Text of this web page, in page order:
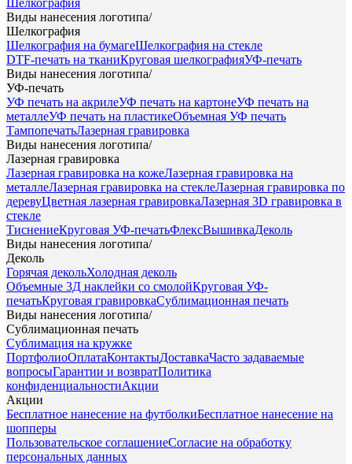
Шелкография
Виды нанесения логотипа/
Шелкография
Шелкография на бумагеШелкография на стекле
DTF-печать на тканиКруговая шелкографияУФ-печать
Виды нанесения логотипа/
УФ-печать
УФ печать на акрилеУФ печать на картонеУФ печать на
металлеУФ печать на пластикеОбъемная УФ печать
ТампопечатьЛазерная гравировка
Виды нанесения логотипа/
Лазерная гравировка
Лазерная гравировка на кожеЛазерная гравировка на
металлеЛазерная гравировка на стеклеЛазерная гравировка по
деревуЦветная лазерная гравировкаЛазерная 3D гравировка в
стекле
ТиснениеКруговая УФ-печатьФлексВышивкаДеколь
Виды нанесения логотипа/
Деколь
Горячая декольХолодная деколь
Объемные 3Д наклейки со смолойКруговая УФ-
печатьКруговая гравировкаСублимационная печать
Виды нанесения логотипа/
Сублимационная печать
Сублимация на кружке
ПортфолиоОплатаКонтактыДоставкаЧасто задаваемые
вопросыГарантии и возвратПолитика
конфиденциальностиАкции
Акции
Бесплатное нанесение на футболкиБесплатное нанесение на
шопперы
Пользовательское соглашениеСогласие на обработку
персональных данных